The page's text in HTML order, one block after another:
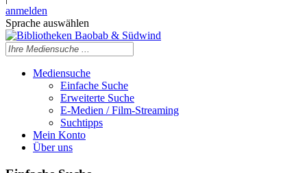
anmelden
Sprache auswählen
Mediensuche
Einfache Suche
Erweiterte Suche
E-Medien / Film-Streaming
Suchtipps
Mein Konto
Über uns